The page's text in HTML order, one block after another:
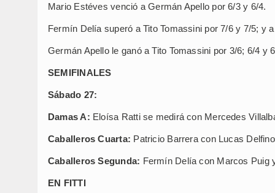
Mario Estéves venció a Germán Apello por 6/3 y 6/4.
Fermín Delía superó a Tito Tomassini por 7/6 y 7/5; y
Germán Apello le ganó a Tito Tomassini por 3/6; 6/4 y
SEMIFINALES
Sábado 27:
Damas A: Eloísa Ratti se medirá con Mercedes
Caballeros Cuarta: Patricio Barrera con Lucas
Caballeros Segunda: Fermín Delía con Marcos Puig
EN FITTI